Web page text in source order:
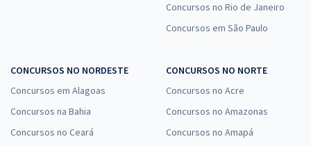
Concursos no Rio de Janeiro
Concursos em São Paulo
CONCURSOS NO NORDESTE
Concursos em Alagoas
Concursos na Bahia
Concursos no Ceará
CONCURSOS NO NORTE
Concursos no Acre
Concursos no Amazonas
Concursos no Amapá